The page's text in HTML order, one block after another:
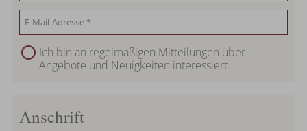
Ich bin an regelmäßigen Mitteilungen über
Angebote und Neuigkeiten interessiert.
Anschrift